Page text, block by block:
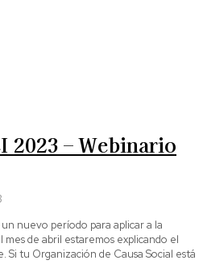
2023 – Webinario
nuevo período para aplicar a la
de abril estaremos explicando el